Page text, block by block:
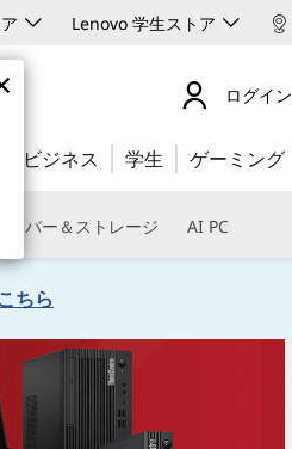
Lenovo 学生ストア
ログイン
ビジネス 学生 ゲーミング
サーバー＆ストレージ AI PC
こちら